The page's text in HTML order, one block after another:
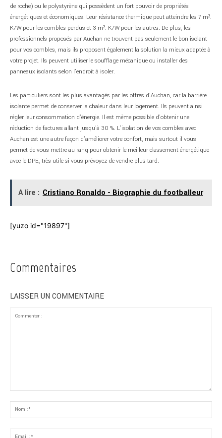
de roche) ou le polystyrène qui possèdent un fort pouvoir de propriétés
énergétiques et économiques. Leur résistance thermique peut atteindre les 7 m².
K/W pour les combles perdus et 3 m². K/W pour les autres. De plus, les
professionnels proposés par Auchan ne trouvent pas seulement le bon isolant
pour vos combles, mais ils proposent également la solution la mieux adaptée à
votre projet. Ils peuvent utiliser le soufflage mécanique ou installer des
panneaux isolants selon l’endroit à isoler.
Les particuliers sont les plus avantagés par les offres d’Auchan, car la barrière
isolante permet de conserver la chaleur dans leur logement. Ils peuvent ainsi
régler leur consommation d’énergie. Il est même possible d’obtenir une
réduction de factures allant jusqu’à 30 %. L’isolation de vos combles avec
Auchan est une autre façon d’améliorer votre confort, mais surtout il vous
permet de vous mettre au rang pour obtenir le meilleur classement énergétique
avec le DPE, très utile si vous prévoyez de vendre plus tard.
A lire : Cristiano Ronaldo - Biographie du footballeur
[yuzo id="19897"]
Commentaires
LAISSER UN COMMENTAIRE
:*